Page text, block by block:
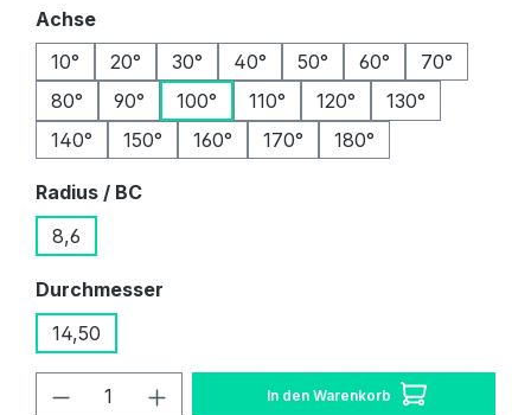
Achseauswählen
10°
20° 30° 40° 50° 60°
70°
80°
90° 100° 110° 120°
130°
140°
150° 160° 170° 180°
Radius / BCauswählen
8,6
Durchmesser
14,50
Produkt Anzahl: Gib den
In den Warenkorb